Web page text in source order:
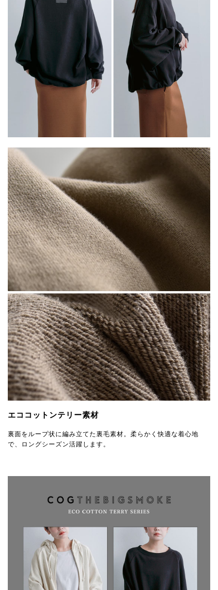
エココットンテリー素材
裏面をループ状に編み立てた裏毛素材。柔らかく快適な着心地
で、ロングシーズン活躍します。